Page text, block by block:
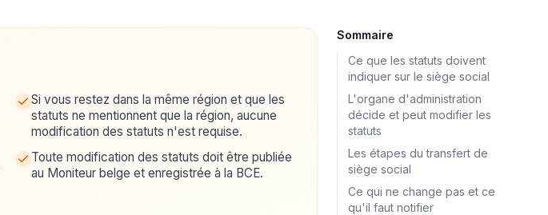
Si vous restez dans la même région et que les
statuts ne mentionnent que la région, aucune
modification des statuts n'est requise.
Toute modification des statuts doit être publiée
au Moniteur belge et enregistrée à la BCE.
Sommaire
Ce que les statuts doivent
indiquer sur le siège social
L'organe d'administration
décide et peut modifier les
statuts
Les étapes du transfert de
siège social
Ce qui ne change pas et ce
qu'il faut notifier